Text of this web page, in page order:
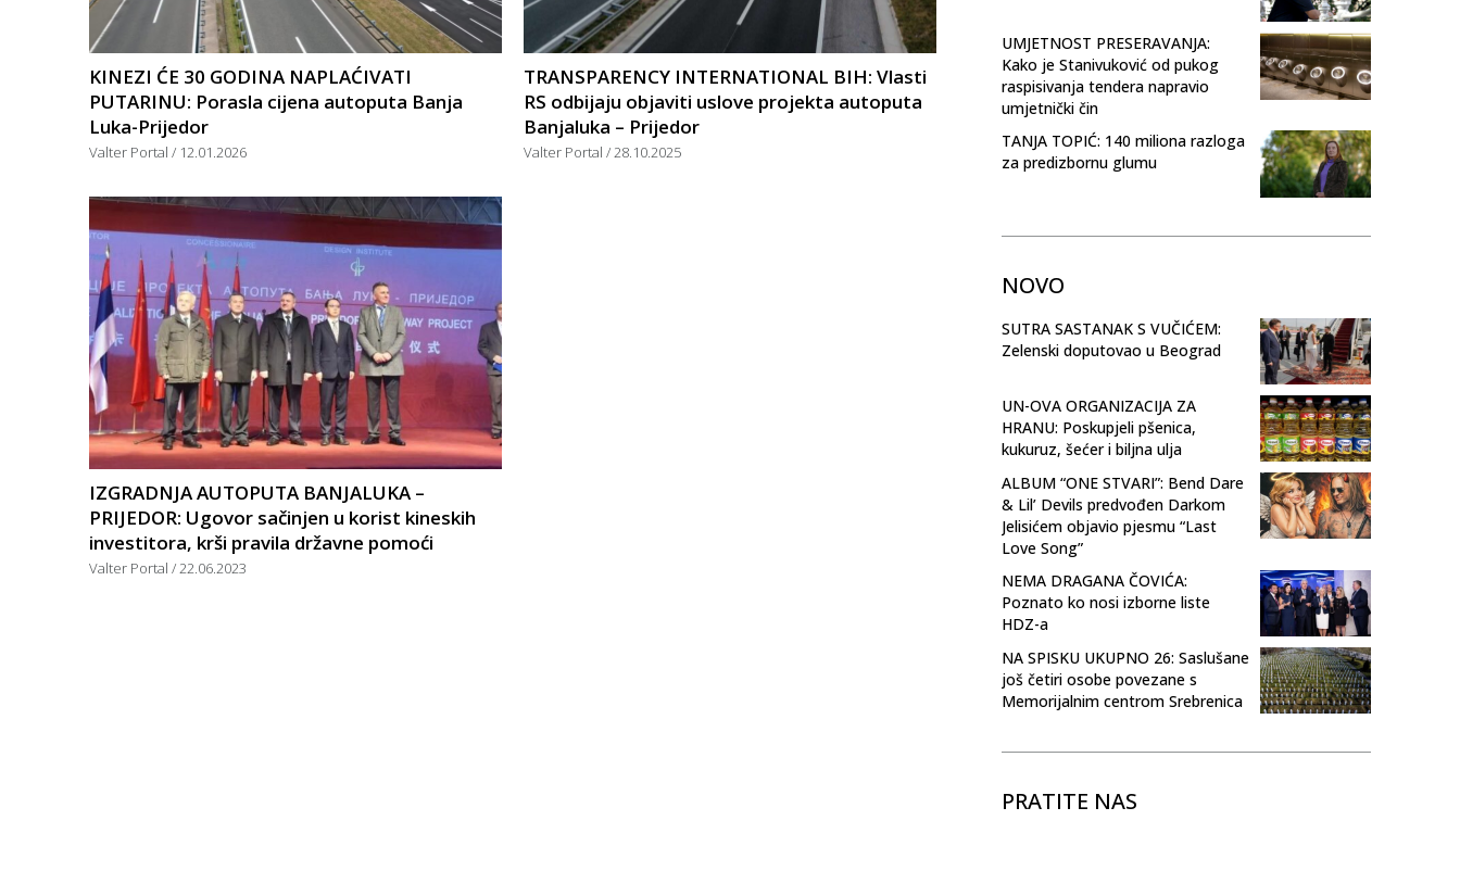
KINEZI ĆE 30 GODINA NAPLAĆIVATI
PUTARINU: Porasla cijena autoputa Banja
Luka-Prijedor
Valter Portal 12.01.2026
TRANSPARENCY INTERNATIONAL BIH: Vlasti
RS odbijaju objaviti uslove projekta autoputa
Banjaluka – Prijedor
Valter Portal 28.10.2025
IZGRADNJA AUTOPUTA BANJALUKA –
PRIJEDOR: Ugovor sačinjen u korist kineskih
investitora, krši pravila državne pomoći
Valter Portal 22.06.2023
UMJETNOST PRESERAVANJA:
Kako je Stanivuković od pukog
raspisivanja tendera napravio
umjetnički čin
TANJA TOPIĆ: 140 miliona razloga
za predizbornu glumu
NOVO
SUTRA SASTANAK S VUČIĆEM:
Zelenski doputovao u Beograd
UN-OVA ORGANIZACIJA ZA
HRANU: Poskupjeli pšenica,
kukuruz, šećer i biljna ulja
ALBUM “ONE STVARI”: Bend Dare
& Lil’ Devils predvođen Darkom
Jelisićem objavio pjesmu “Last
Love Song”
NEMA DRAGANA ČOVIĆA:
Poznato ko nosi izborne liste
HDZ-a
NA SPISKU UKUPNO 26: Saslušane
još četiri osobe povezane s
Memorijalnim centrom Srebrenica
PRATITE NAS